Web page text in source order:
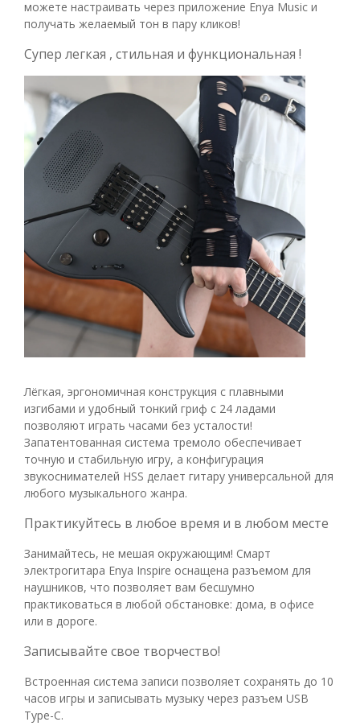
можете настраивать через приложение Enya Music и
получать желаемый тон в пару кликов!
Супер легкая , стильная и функциональная !
Лёгкая, эргономичная конструкция с плавными
изгибами и удобный тонкий гриф с 24 ладами
позволяют играть часами без усталости!
Запатентованная система тремоло обеспечивает
точную и стабильную игру, а конфигурация
звукоснимателей HSS делает гитару универсальной для
любого музыкального жанра.
Практикуйтесь в любое время и в любом месте
Занимайтесь, не мешая окружающим! Смарт
электрогитара Enya Inspire оснащена разъемом для
наушников, что позволяет вам бесшумно
практиковаться в любой обстановке: дома, в офисе
или в дороге.
Записывайте свое творчество!
Встроенная система записи позволяет сохранять до 10
часов игры и записывать музыку через разъем USB
Type-C.